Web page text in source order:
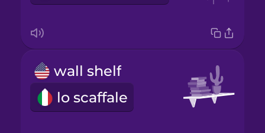
wall shelf
lo scaffale